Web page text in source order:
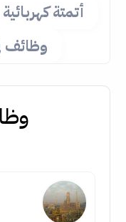
أتمتة كهربائية
وظائف